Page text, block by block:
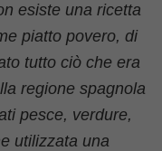
esiste una ricetta
piatto povero, di
tutto ciò che era
regione spagnola
pesce, verdure,
utilizzata una